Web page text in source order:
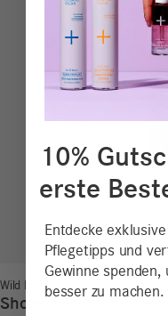
Wild Life for Men*
Shower Gel and
10%
erste
Entdecke
Pflegetipps und
Gewinne
besser zu machen.